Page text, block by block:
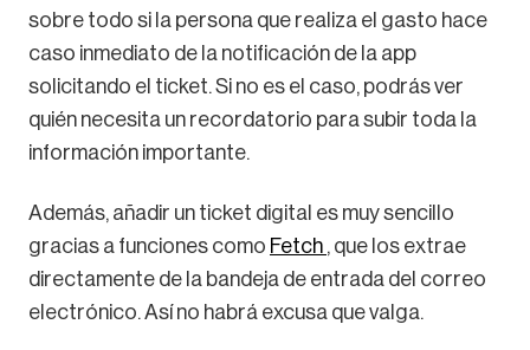
sobre todo si la persona que realiza el gasto hace
caso inmediato de la notificación de la app
solicitando el ticket. Si no es el caso, podrás ver
quién necesita un recordatorio para subir toda la
información importante.
Además, añadir un ticket digital es muy sencillo
gracias a funciones como Fetch , que los extrae
directamente de la bandeja de entrada del correo
electrónico. Así no habrá excusa que valga.